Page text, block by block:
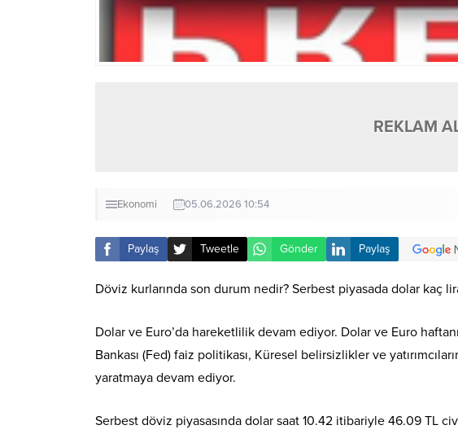
REKLAM
Ekonomi 05.06.2026 10:54
Paylaş Tweetle Gönder Paylaş
Döviz kurlarında son durum nedir? Serbest piyasada dolar kaç
Dolar ve Euro’da hareketlilik devam ediyor. Dolar ve Euro
Bankası (Fed) faiz politikası, Küresel belirsizlikler ve
yaratmaya devam ediyor.
Serbest döviz piyasasında dolar saat 10.42 itibariyle 46.09 TL